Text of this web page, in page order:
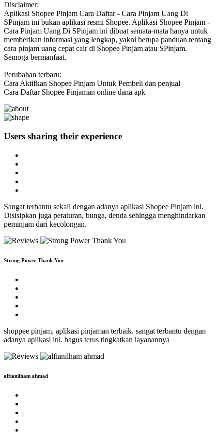
Disclaimer:
Aplikasi Shopee Pinjam Cara Daftar - Cara Pinjam Uang Di
SPinjam ini bukan aplikasi resmi Shopee. Aplikasi Shopee Pinjam -
Cara Pinjam Uang Di SPinjam ini dibuat semata-mata hanya untuk
memberikan informasi yang lengkap, yakni berupa panduan tentang
cara pinjam uang cepat cair di Shopee Pinjam atau SPinjam.
Semoga bermanfaat.
Perubahan terbaru:
Cara Aktifkan Shopee Pinjam Untuk Pembeli dan penjual
Cara Daftar Shopee Pinjaman online dana apk
Users sharing their experience
Sangat terbantu sekali dengan adanya aplikasi Shopee Pinjam ini.
Disisipkan juga peraturan, bunga, denda sehingga menghindarkan
peminjam dari kecolongan.
Strong Power Thank You
shoppee pinjam, aplikasi pinjaman terbaik. sangat terbantu dengan
adanya aplikasi ini. bagus terus tingkatkan layanannya
alfianilham ahmad